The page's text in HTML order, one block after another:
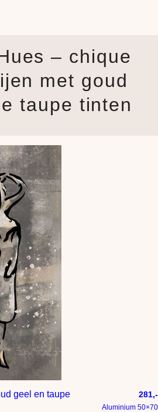
Onderwerp
KunstStijl
Albums
Blog
– chique
met goud
taupe tinten
geel en taupe 281,-
Aluminium 50×70